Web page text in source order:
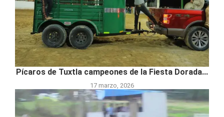
Pícaros de Tuxtla campeones de la Fiesta Dorada...
17 marzo, 2026